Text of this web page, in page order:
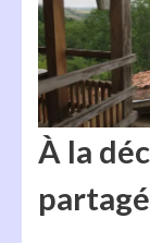
À la
partagé